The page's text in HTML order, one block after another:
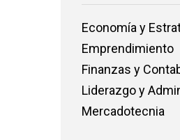
Economía y
Emprendimiento
Finanzas y
Liderazgo y
Mercadotecnia